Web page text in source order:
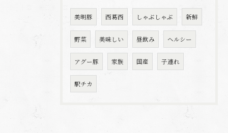
美明豚 西葛西 しゃぶしゃぶ 新鮮
野菜 美味しい 昼飲み ヘルシー
アグー豚 家族 国産 子連れ
駅チカ